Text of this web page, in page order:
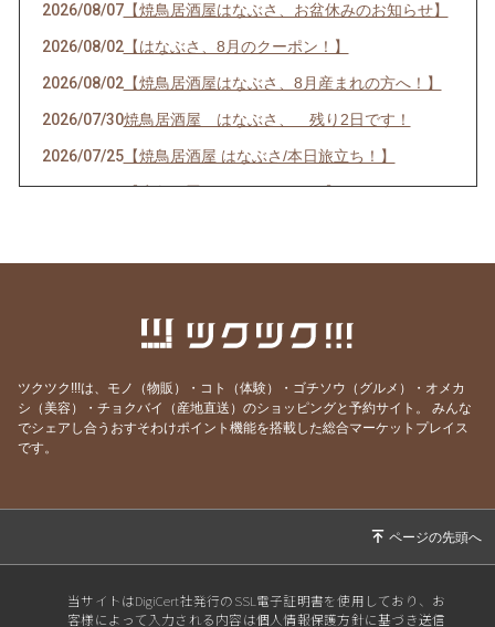
2026/08/07【焼鳥居酒屋はなぶさ、お盆休みのお知らせ】
2026/08/02【はなぶさ、8月のクーポン！】
2026/08/02【焼鳥居酒屋はなぶさ、8月産まれの方へ！】
2026/07/30焼鳥居酒屋 はなぶさ、 残り2日です！
2026/07/25【焼鳥居酒屋 はなぶさ/本日旅立ち！】
2026/07/13【応急処置して頂きました。】
【お誕生日月、おめでとうございます！】
2026/06/09 【焼鳥居酒屋はなぶさ 最終日！】
2026/06/07 【焼鳥居酒屋はなぶさ あと3日‼️】
2026/06/02【焼鳥居酒屋はなぶさ 6月にお誕生日を迎え
2026/05/10【ゲリラ企画！はなぶさ！】
ツクツク!!!は、モノ（物販）・コト（体験）・ゴチソウ（グルメ）・オメカ
シ（美容）・チョクバイ（産地直送）のショッピングと予約サイト。
みんな
でシェアし合うおすそわけポイント機能を搭載した総合マーケットプレイス
です。
当サイトはDigiCert社発行のSSL電子証明書を使用しており、お
客様によって入力される内容は個人情報保護方針に基づき送信